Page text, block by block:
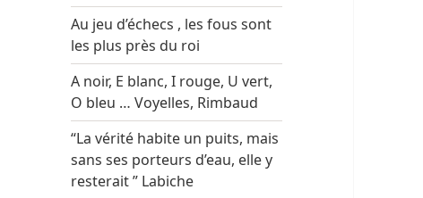
Au jeu d’échecs , les fous sont
les plus près du roi
A noir, E blanc, I rouge, U vert,
O bleu … Voyelles, Rimbaud
“La vérité habite un puits, mais
sans ses porteurs d’eau, elle y
resterait ” Labiche